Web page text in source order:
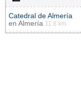
Catedral de Almería
en Almería 11.8 km